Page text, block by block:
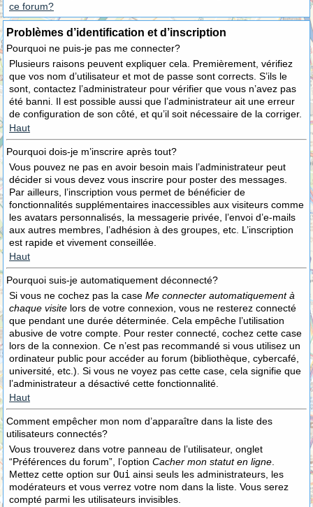
ce forum?
Problèmes d’identification et d’inscription
Pourquoi ne puis-je pas me connecter?
Plusieurs raisons peuvent expliquer cela. Premièrement, vérifiez
que vos nom d’utilisateur et mot de passe sont corrects. S’ils le
sont, contactez l’administrateur pour vérifier que vous n’avez pas
été banni. Il est possible aussi que l’administrateur ait une erreur
de configuration de son côté, et qu’il soit nécessaire de la corriger.
Haut
Pourquoi dois-je m’inscrire après tout?
Vous pouvez ne pas en avoir besoin mais l’administrateur peut
décider si vous devez vous inscrire pour poster des messages.
Par ailleurs, l’inscription vous permet de bénéficier de
fonctionnalités supplémentaires inaccessibles aux visiteurs comme
les avatars personnalisés, la messagerie privée, l’envoi d’e-mails
aux autres membres, l’adhésion à des groupes, etc. L’inscription
est rapide et vivement conseillée.
Haut
Pourquoi suis-je automatiquement déconnecté?
Si vous ne cochez pas la case Me connecter automatiquement à
chaque visite lors de votre connexion, vous ne resterez connecté
que pendant une durée déterminée. Cela empêche l’utilisation
abusive de votre compte. Pour rester connecté, cochez cette case
lors de la connexion. Ce n’est pas recommandé si vous utilisez un
ordinateur public pour accéder au forum (bibliothèque, cybercafé,
université, etc.). Si vous ne voyez pas cette case, cela signifie que
l’administrateur a désactivé cette fonctionnalité.
Haut
Comment empêcher mon nom d’apparaître dans la liste des
utilisateurs connectés?
Vous trouverez dans votre panneau de l’utilisateur, onglet
“Préférences du forum”, l’option Cacher mon statut en ligne
Mettez cette option sur Oui ainsi seuls les administrateurs, les
modérateurs et vous verrez votre nom dans la liste. Vous serez
compté parmi les utilisateurs invisibles.